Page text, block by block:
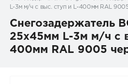
L-3м м/ч с выс. ступ и L-400мм RAL
Снегозадержатель
25х45мм L-3м м/ч с
400мм RAL 9005